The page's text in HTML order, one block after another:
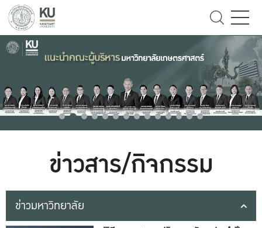
ข่าวสาร/กิจกรรม
ข่าวมหาวิทยาลัย